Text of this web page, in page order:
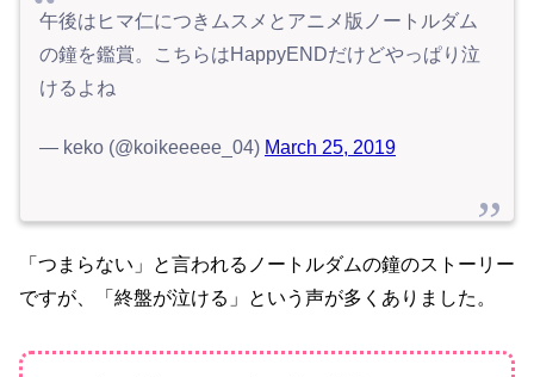
午後はヒマ仁につきムスメとアニメ版ノートルダム
の鐘を鑑賞。こちらはHappyENDだけどやっぱり泣
けるよね
— keko (@koikeeeee_04) March 25, 2019
「つまらない」と言われるノートルダムの鐘のストーリー
ですが、「終盤が泣ける」という声が多くありました。